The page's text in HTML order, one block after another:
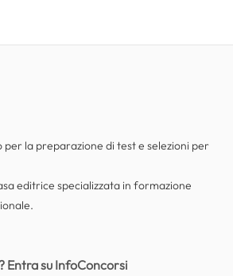
la preparazione di test e selezioni per
editrice specializzata in formazione
Entra su InfoConcorsi